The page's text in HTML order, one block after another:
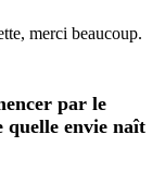
merci beaucoup.
par le
quelle envie naît